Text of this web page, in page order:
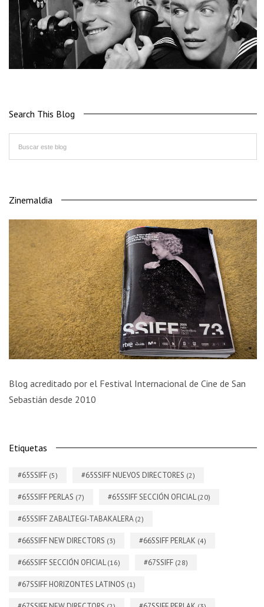
Search This Blog
Zinemaldia
Blog acreditado por el Festival Internacional de Cine de San
Sebastián desde 2010
Etiquetas
#65SSIFF (5) #65SSIFF NUEVOS DIRECTORES (2)
#65SSIFF PERLAS (7) #65SSIFF SECCIÓN OFICIAL(20)
#65SSIFF ZABALTEGI-TABAKALERA (2)
#66SSIFF NEW DIRECTORS (3) #66SSIFF PERLAK (4)
#66SSIFF SECCIÓN OFICIAL(16) #67SSIFF (28)
#67SSIFF HORIZONTES LATINOS (1)